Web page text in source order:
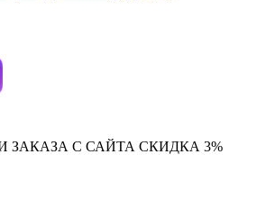
С САЙТА СКИДКА 3%